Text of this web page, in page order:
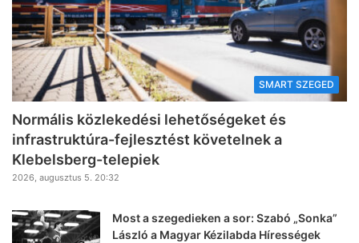
SMART SZEGED
Normális közlekedési lehetőségeket és
infrastruktúra-fejlesztést követelnek a
Klebelsberg-telepiek
2026, augusztus 5. 20:32
Most a szegedieken a sor: Szabó „Sonka”
László a Magyar Kézilabda Hírességek